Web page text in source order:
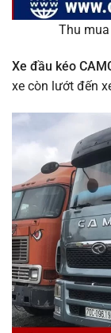
Thu
Xe đầu kéo
xe còn lướt đến